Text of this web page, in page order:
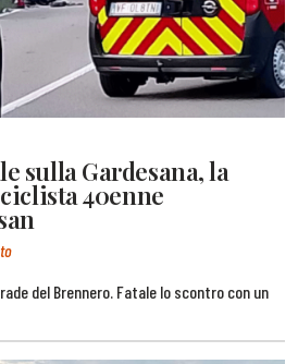
sulla Gardesana, la
40enne
del Brennero. Fatale lo scontro con un